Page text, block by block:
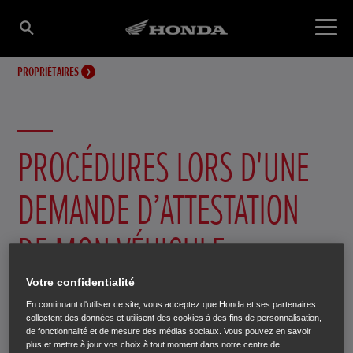
PROPRIÉTAIRES
PROCÉDURES LORS D'UNE
DEMANDE D’ATTESTATION
DE MON VÉHICULE
Il existe plusieurs types d'attestations, dans le document
ci-dessous, ils sont expliqués et vous pouvez également y
retrouver la procédure de demande. Pour les certificats
Votre confidentialité
En continuant d'utiliser ce site, vous acceptez que Honda et ses partenaires
collectent des données et utilisent des cookies à des fins de personnalisation,
de fonctionnalité et de mesure des médias sociaux. Vous pouvez en savoir
plus et mettre à jour vos choix à tout moment dans notre centre de